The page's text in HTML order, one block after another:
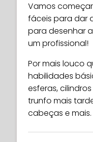
Vamos
fáceis para dar
para desenhar
um profissional!
Por mais louco
habilidades
esferas,
trunfo mais
cabeças e